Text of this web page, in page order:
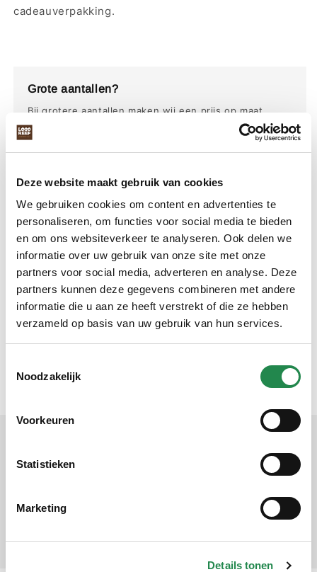
Deze website maakt gebruik van cookies
We gebruiken cookies om content en advertenties te
personaliseren, om functies voor social media te bieden
en om ons websiteverkeer te analyseren. Ook delen we
informatie over uw gebruik van onze site met onze
partners voor social media, adverteren en analyse. Deze
partners kunnen deze gegevens combineren met andere
informatie die u aan ze heeft verstrekt of die ze hebben
verzameld op basis van uw gebruik van hun services.
Noodzakelijk
Voorkeuren
Statistieken
Marketing
Details tonen
cadeauverpakking.
Grote aantallen?
Bij grotere aantallen maken wij een prijs op maat.
Vraag naar de mogelijkheden.
Offerte opvragen
Verpakking personaliseren?
Wij kunnen de verpakking personaliseren en volledig
maatwerk aanbieden.
Vraag naar de mogelijkheden
Chocolade in eigen vorm?
Maatwerk